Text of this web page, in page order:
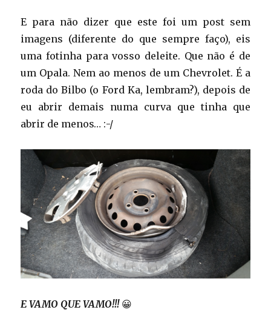
E para não dizer que este foi um post sem
imagens (diferente do que sempre faço), eis
uma fotinha para vosso deleite. Que não é de
um Opala. Nem ao menos de um Chevrolet. É a
roda do Bilbo (o Ford Ka, lembram?), depois de
eu abrir demais numa curva que tinha que
abrir de menos… :-/
E VAMO QUE VAMO!!!😀